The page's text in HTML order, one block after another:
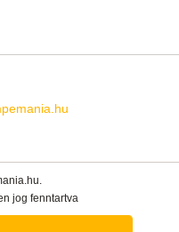
jog fenntartva